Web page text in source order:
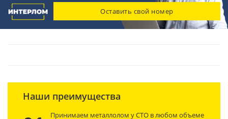
Оставить свой номер
Наши преимущества
Принимаем металлолом у СТО в любом объеме